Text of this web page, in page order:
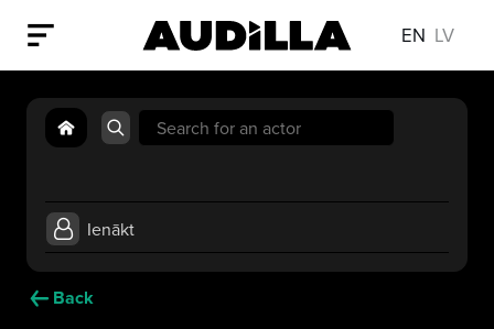
EN LV
Search
for:
Ienākt
Back